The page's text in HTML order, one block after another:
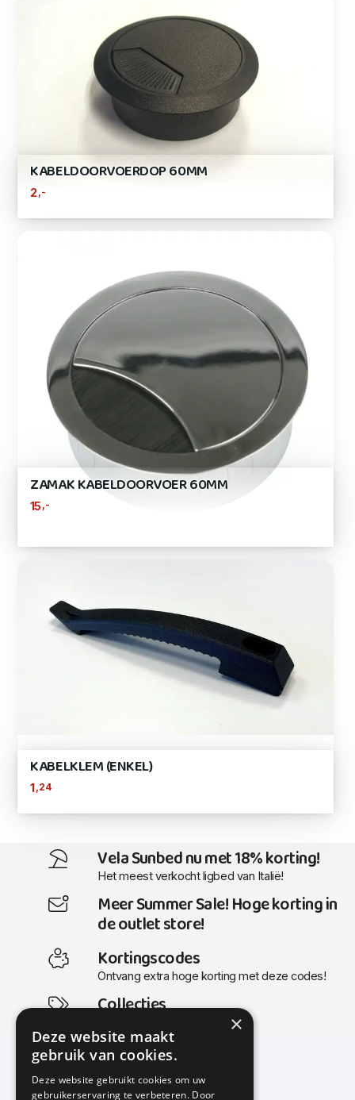
KABELDOORVOERDOP 60MM
2 ,-
ZAMAK KABELDOORVOER 60MM
15,-
KABELKLEM (ENKEL)
1 ,24
Vela Sunbed nu met 18% korting!
Het meest verkocht ligbed van Italië!
Meer Summer Sale! Hoge korting in
de outlet store!
Kortingscodes
Ontvang extra hoge korting met deze codes!
Collecties
Actuele en populaire collecties
×
Deze website maakt
gebruik van cookies.
Deze website gebruikt cookies om uw
gebruikerservaring te verbeteren. Door